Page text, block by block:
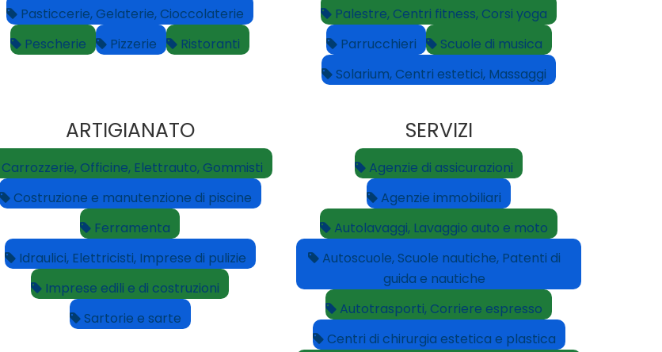
Pasticcerie, Gelaterie, Cioccolaterie
Pescherie
Pizzerie Ristoranti
Palestre, Centri fitness, Corsi yoga
Parrucchieri
Scuole di musica
Solarium, Centri estetici, Massaggi
ARTIGIANATO
Carrozzerie, Officine, Elettrauto, Gommisti
Costruzione e manutenzione di piscine
Ferramenta
Idraulici, Elettricisti, Imprese di pulizie
Imprese edili e di costruzioni
Sartorie e sarte
SERVIZI
Agenzie di assicurazioni
Agenzie immobiliari
Autolavaggi, Lavaggio auto e moto
Autoscuole, Scuole nautiche, Patenti di
guida e nautiche
Autotrasporti, Corriere espresso
Centri di chirurgia estetica e plastica